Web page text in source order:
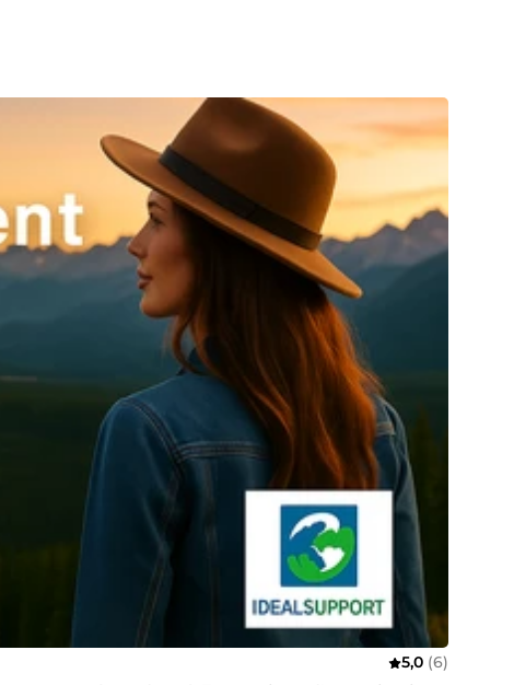
5,0 (6)